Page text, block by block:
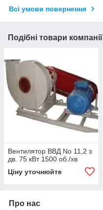
Всі умови повернення
Подібні товари компанії
Вентилятор ВВД No 11,2 з
дв. 75 кВт 1500 об./хв
Ціну уточнюйте
Про нас